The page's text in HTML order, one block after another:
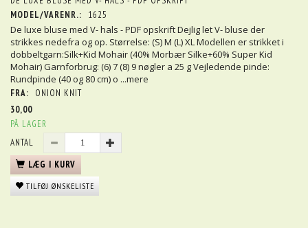
MODEL/VARENR.:
1625
De luxe bluse med V- hals - PDF opskrift Dejlig let V- bluse der
strikkes nedefra og op. Størrelse: (S) M (L) XL Modellen er strikket i
dobbeltgarn:Silk+Kid Mohair (40% Morbær Silke+60% Super Kid
Mohair) Garnforbrug: (6) 7 (8) 9 nøgler a 25 g Vejledende pinde:
Rundpinde (40 og 80 cm) o ...mere
FRA:
ONION KNIT
30,00
PÅ LAGER
ANTAL
LÆG I KURV
TILFØJ ØNSKELISTE